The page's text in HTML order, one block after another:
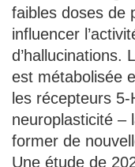
faibles doses de
influencer
d’hallucinations.
est métabolisée
les récepteurs
neuroplasticité –
former de
Une étude de